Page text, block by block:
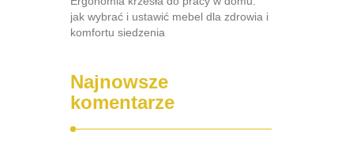
jak wybrać i ustawić mebel dla zdrowia i
komfortu siedzenia
Najnowsze
komentarze